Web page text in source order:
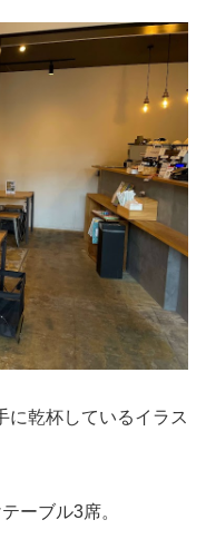
に乾杯しているイラス
ーブル3席。